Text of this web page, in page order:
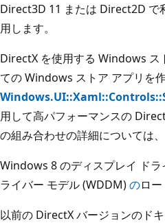
Direct3D 11 または Direct2D で
用します。
DirectX を使用する Windows ス
ての Windows ストア アプリを
用して高パフォーマンスの
の組み合わせの詳細については
Windows 8 のディスプレイ ド
ライバー モデル (WDDM)のロ
以前の DirectX バージョンのド